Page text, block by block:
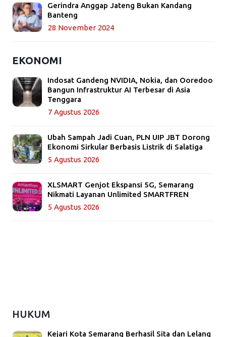
Gerindra Anggap Jateng Bukan Kandang
Banteng
28 November 2024
EKONOMI
Indosat Gandeng NVIDIA, Nokia, dan Ooredoo
Bangun Infrastruktur AI Terbesar di Asia
Tenggara
7 Agustus 2026
Ubah Sampah Jadi Cuan, PLN UIP JBT Dorong
Ekonomi Sirkular Berbasis Listrik di Salatiga
5 Agustus 2026
XLSMART Genjot Ekspansi 5G, Semarang
Nikmati Layanan Unlimited SMARTFREN
5 Agustus 2026
HUKUM
Kejari Kota Semarang Berhasil Sita dan Lelang